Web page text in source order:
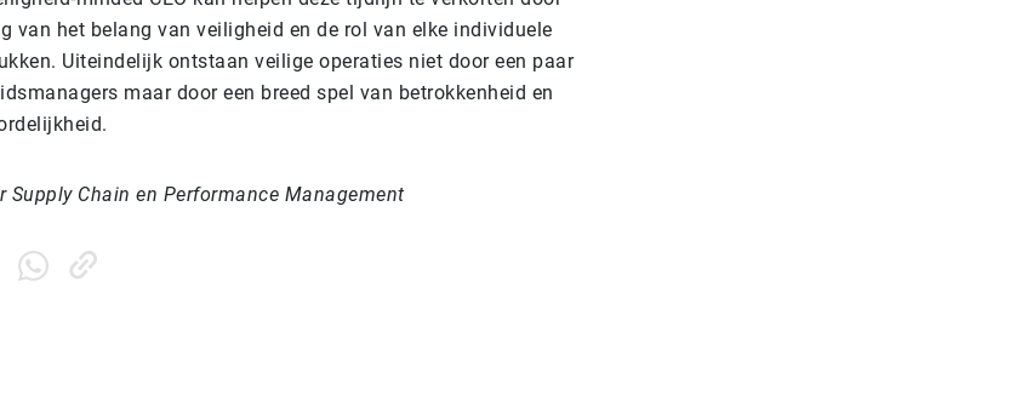
van het belang van veiligheid en de rol van elke individuele
Uiteindelijk ontstaan veilige operaties niet door een paar
maar door een breed spel van betrokkenheid en
Supply Chain en Performance Management